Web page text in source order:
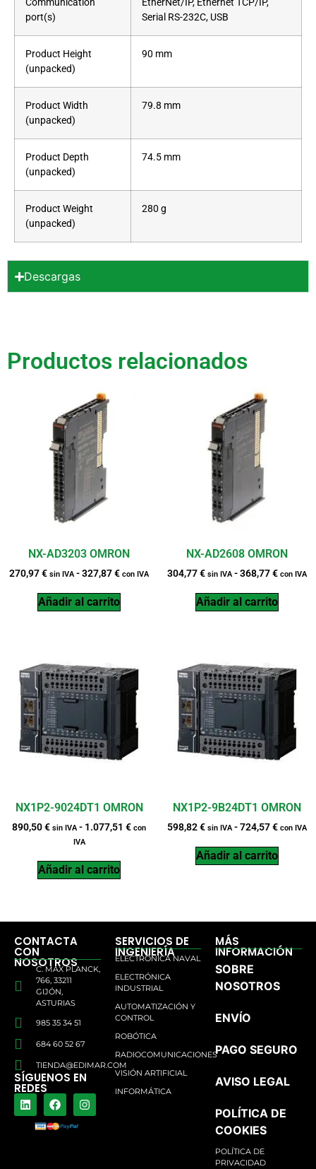
Communication
port(s)
EtherNet/IP, Ethernet TCP/IP,
Serial RS-232C, USB
Product Height
(unpacked)
90 mm
Product Width
(unpacked)
79.8 mm
Product Depth
(unpacked)
74.5 mm
Product Weight
(unpacked)
280 g
Descargas
Productos relacionados
NX-AD3203 OMRON
270,97€ sin IVA-327,87€ con IVA
Añadir al carrito
NX-AD2608 OMRON
304,77€ sin IVA-368,77€ con IVA
Añadir al carrito
NX1P2-9024DT1 OMRON
890,50€ sin IVA - 1.077,51 € con
IVA
Añadir al carrito
NX1P2-9B24DT1 OMRON
598,82€ sin IVA -724,57€ con IVA
Añadir al carrito
CONTACTA
CON
NOSOTROS
C. MAX PLANCK,
766, 33211
GIJÓN,
ASTURIAS
985 35 34 51
684 60 52 67
TIENDA@EDIMAR.COM
SÍGUENOS EN
REDES
SERVICIOS DE
INGENIERÍA
ELECTRÓNICA NAVAL
ELECTRÓNICA
INDUSTRIAL
AUTOMATIZACIÓN Y
CONTROL
ROBÓTICA
RADIOCOMUNICACIONES
VISIÓN ARTIFICIAL
INFORMÁTICA
MÁS
INFORMACIÓN
SOBRE
NOSOTROS
ENVÍO
PAGO SEGURO
AVISO LEGAL
POLÍTICA DE
COOKIES
POLÍTICA DE
PRIVACIDAD